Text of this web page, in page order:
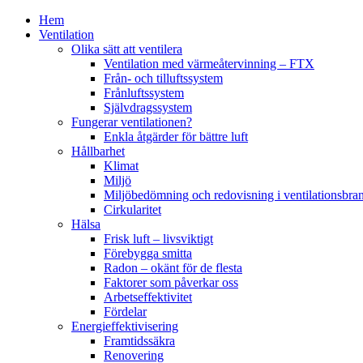
Hem
Ventilation
Olika sätt att ventilera
Ventilation med värmeåtervinning – FTX
Från- och tilluftssystem
Frånluftssystem
Självdragssystem
Fungerar ventilationen?
Enkla åtgärder för bättre luft
Hållbarhet
Klimat
Miljö
Miljöbedömning och redovisning i
Cirkularitet
Hälsa
Frisk luft – livsviktigt
Förebygga smitta
Radon – okänt för de flesta
Faktorer som påverkar oss
Arbetseffektivitet
Fördelar
Energieffektivisering
Framtidssäkra
Renovering